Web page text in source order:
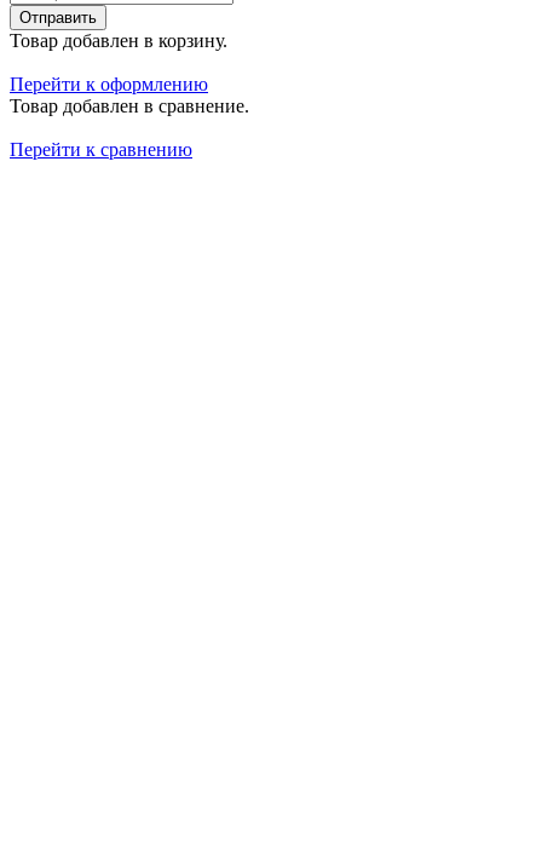
Отправить
Товар добавлен в корзину.
Перейти к оформлению
Товар добавлен в сравнение.
Перейти к сравнению